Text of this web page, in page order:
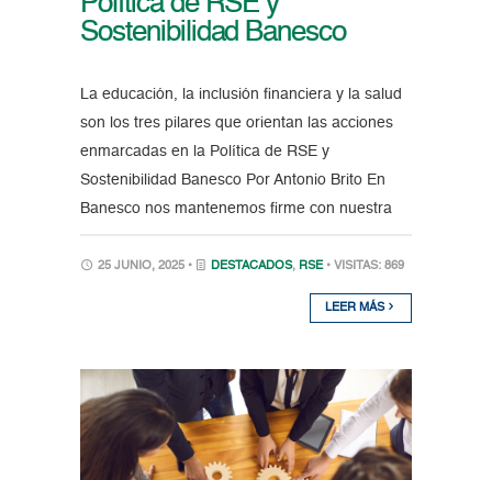
Sostenibilidad Banesco
La educación, la inclusión financiera y la salud
son los tres pilares que orientan las acciones
enmarcadas en la Política de RSE y
Sostenibilidad Banesco Por Antonio Brito En
Banesco nos mantenemos firme con nuestra
25 JUNIO, 2025 • DESTACADOS, RSE • VISITAS: 869
LEER MÁS